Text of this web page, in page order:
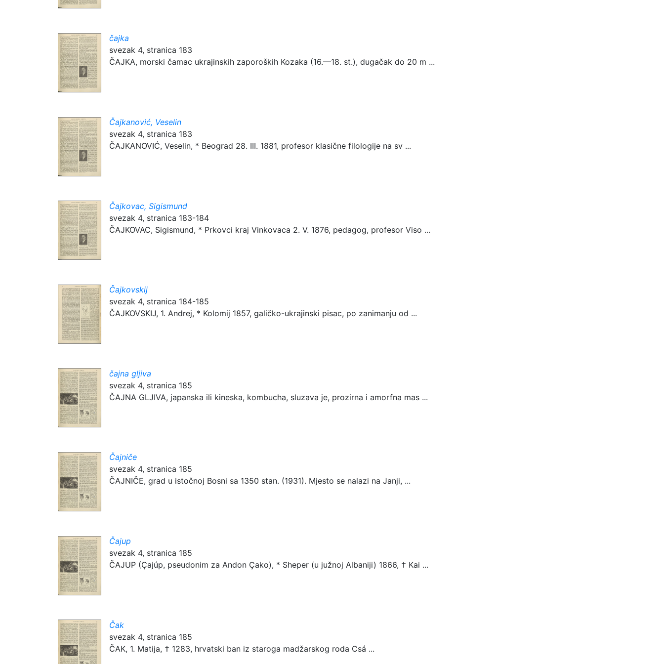
čajka
svezak 4, stranica 183
ČAJKA, morski čamac ukrajinskih zaporoških Kozaka (16.—18. st.), dugačak do 20 m ...
Čajkanović, Veselin
svezak 4, stranica 183
ČAJKANOVIĆ, Veselin, * Beograd 28. III. 1881, profesor klasične filologije na sv ...
Čajkovac, Sigismund
svezak 4, stranica 183-184
ČAJKOVAC, Sigismund, * Prkovci kraj Vinkovaca 2. V. 1876, pedagog, profesor Viso ...
Čajkovskij
svezak 4, stranica 184-185
ČAJKOVSKIJ, 1. Andrej, * Kolomij 1857, galičko-ukrajinski pisac, po zanimanju od ...
čajna gljiva
svezak 4, stranica 185
ČAJNA GLJIVA, japanska ili kineska, kombucha, sluzava je, prozirna i amorfna mas ...
Čajniče
svezak 4, stranica 185
ČAJNIČE, grad u istočnoj Bosni sa 1350 stan. (1931). Mjesto se nalazi na Janji, ...
Čajup
svezak 4, stranica 185
ČAJUP (Çajúp, pseudonim za Andon Çako), * Sheper (u južnoj Albaniji) 1866, † Kai ...
Čak
svezak 4, stranica 185
ČAK, 1. Matija, † 1283, hrvatski ban iz staroga madžarskog roda Csá ...